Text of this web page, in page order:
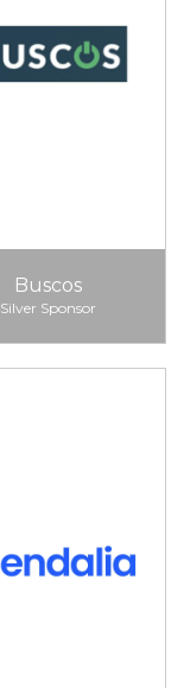
Buscos
Silver Sponsor